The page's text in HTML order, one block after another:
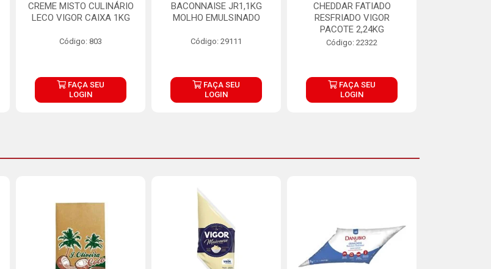
CREME MISTO CULINÁRIO
LECO VIGOR CAIXA 1KG
Código: 803
FAÇA SEU
LOGIN
BACONNAISE JR1,1KG
MOLHO EMULSINADO
Código: 29111
FAÇA SEU
LOGIN
CHEDDAR FATIADO
RESFRIADO VIGOR
PACOTE 2,24KG
Código: 22322
FAÇA SEU
LOGIN